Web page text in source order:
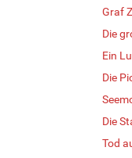
Graf
Die
Ein
Die
Die
Tod